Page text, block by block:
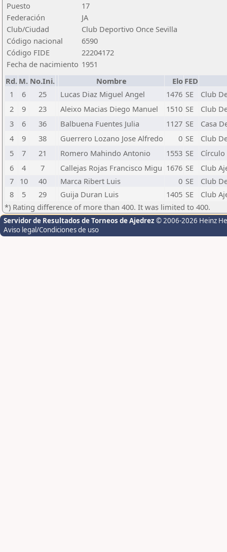
Puesto
17
Federación
JA
Club/Ciudad
Club Deportivo Once Sevilla
Código nacional
6590
Código FIDE
22204172
Fecha de nacimiento 1951
Rd. M. No.Ini. Nombre Elo FED
1
6 25 Lucas Diaz Miguel Angel 1476 SE
Club
2
9 23 Aleixo Macias Diego Manuel 1510 SE
Club
3
6 36 Balbuena Fuentes Julia 1127 SE
Casa
4
9 38 Guerrero Lozano Jose Alfredo 0 SE
Club
5
7 21 Romero Mahindo Antonio 1553 SE
6
4 7 Callejas Rojas Francisco Migu 1676 SE
Club
7
10 40 Marca Ribert Luis 0 SE
Club
8
5 29 Guija Duran Luis 1405 SE
Club
*) Rating difference of more than 400. It was limited to 400.
Servidor de Resultados de Torneos de Ajedrez © 2006-2026 Heinz
Aviso legal/Condiciones de uso